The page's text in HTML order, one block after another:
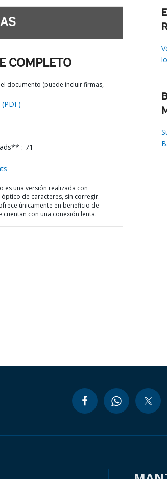
COMPLETO
documento (puede incluir firmas,
: 71
es una versión realizada con
de caracteres, sin corregir.
únicamente en beneficio de
cuentan con una conexión lenta.